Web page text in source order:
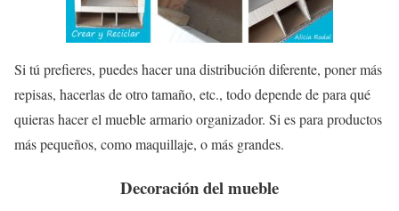
Si tú prefieres, puedes hacer una distribución diferente, poner más
repisas, hacerlas de otro tamaño, etc., todo depende de para qué
quieras hacer el mueble armario organizador. Si es para productos
más pequeños, como maquillaje, o más grandes.
Decoración del mueble